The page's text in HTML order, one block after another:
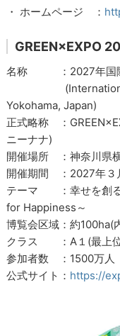
・ ホームページ ：
GREEN×EXPO
名称 ：2027年国際
(International
Yokohama, Japan)
正式略称 ：
ニーナナ)
開催場所 ：神奈川県
開催期間 ：2027年３
テーマ ：幸せを創る
for Happiness～
博覧会区域：約100ha(
クラス ：A１(最上位
参加者数 ：1500万人
公式サイト： https://